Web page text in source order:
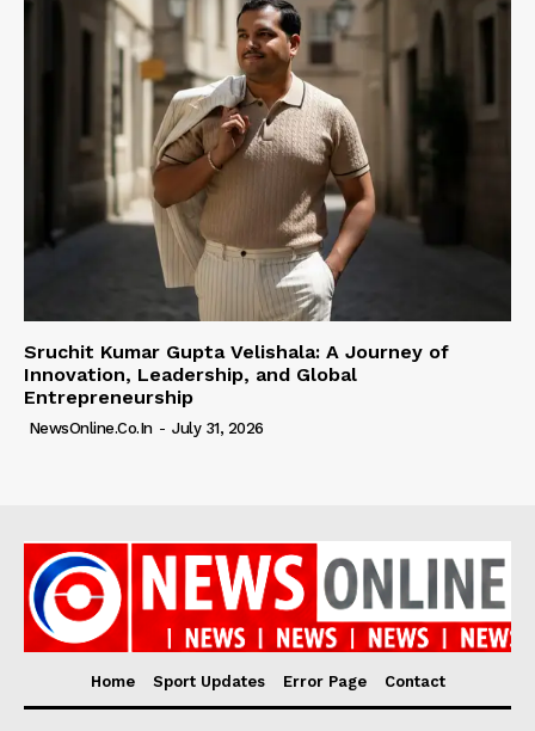
Sruchit Kumar Gupta Velishala: A Journey of
Innovation, Leadership, and Global
Entrepreneurship
NewsOnline.co.in - July 31, 2026
Home Sport Updates Error Page Contact